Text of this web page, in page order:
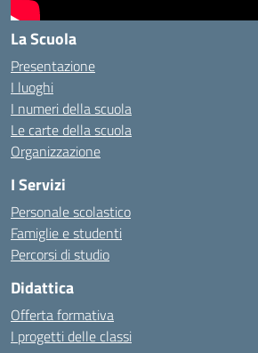
La Scuola
Presentazione
I luoghi
I numeri della scuola
Le carte della scuola
Organizzazione
I Servizi
Personale scolastico
Famiglie e studenti
Percorsi di studio
Didattica
Offerta formativa
I progetti delle classi